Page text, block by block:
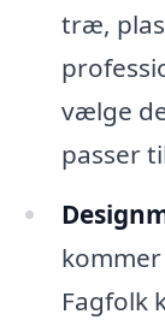
træ,
vælge
passer
Fagfolk